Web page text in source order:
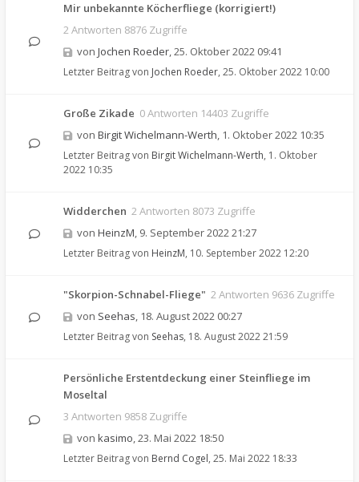
Mir unbekannte Köcherfliege (korrigiert!)
2 Antworten 8876 Zugriffe
von Jochen Roeder,25. Oktober 2022 09:41
Letzter Beitrag von Jochen Roeder, 25. Oktober 2022 10:00
Große Zikade 0 Antworten 14403 Zugriffe
von Birgit Wichelmann-Werth, 1. Oktober 2022 10:35
Letzter Beitrag von Birgit Wichelmann-Werth, 1. Oktober
2022 10:35
Widderchen 2 Antworten 8073 Zugriffe
von HeinzM, 9. September 2022 21:27
Letzter Beitrag von HeinzM, 10. September 2022 12:20
"Skorpion-Schnabel-Fliege" 2 Antworten 9636 Zugriffe
von Seehas, 18. August 2022 00:27
Letzter Beitrag von Seehas, 18. August 2022 21:59
Persönliche Erstentdeckung einer Steinfliege im
Moseltal
3 Antworten 9858 Zugriffe
von kasimo,23. Mai 2022 18:50
Letzter Beitrag von Bernd Cogel, 25. Mai 2022 18:33